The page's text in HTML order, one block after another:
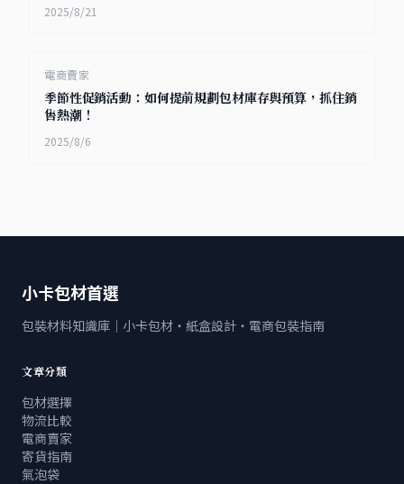
2025/8/21
電商賣家
季節性促銷活動：如何提前規劃包材庫存與預算，抓住銷
售熱潮！
2025/8/6
小卡包材首選
包裝材料知識庫｜小卡包材・紙盒設計・電商包裝指南
文章分類
包材選擇
物流比較
電商賣家
寄貨指南
氣泡袋